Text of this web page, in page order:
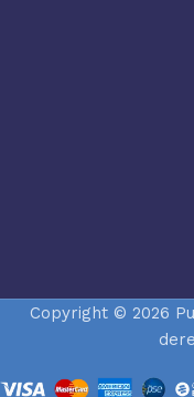
Copyright © 2026